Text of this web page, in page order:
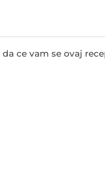
da ce vam se ovaj